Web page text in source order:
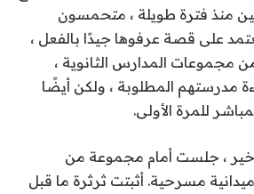
منذ فترة طويلة ، متحمسون
على قصة عرفوها جيدًا بالفعل ،
من مجموعات المدارس الثانوية ،
مدرستهم المطلوبة ، ولكن أيضًا
للمرة الأولى.
، جلست أمام مجموعة من
مسرحية. أثبتت ثرثرة ما قبل